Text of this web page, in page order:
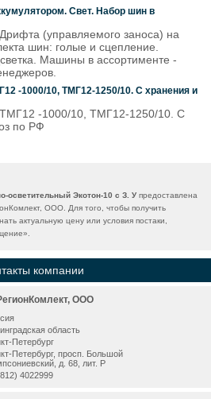
Свет. Набор шин в
(управляемого заноса) на
шин: голые и сцепление.
Машины в ассортименте -
-1000/10, ТМГ12-1250/10. С хранения и
-1000/10, ТМГ12-1250/10. С
по РФ
осветительный Экотон-10 с З. У предоставлена
ООО. Для того, чтобы получить
актуальную цену или условия постаки,
».
компании
ООО
область
Петербург
Петербург, просп. Большой
д. 68, лит. Р
4022999